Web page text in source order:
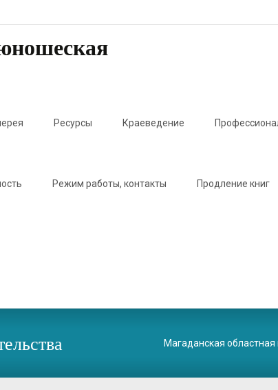
Ресурсы Краеведение
Режим работы, контакты Продление книг
Магаданская